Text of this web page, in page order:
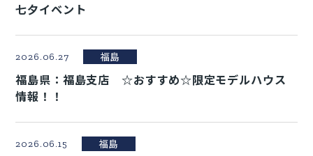
七夕イベント
2026.06.27 福島
福島県：福島支店 ☆おすすめ☆限定モデルハウス
情報！！
2026.06.15 福島